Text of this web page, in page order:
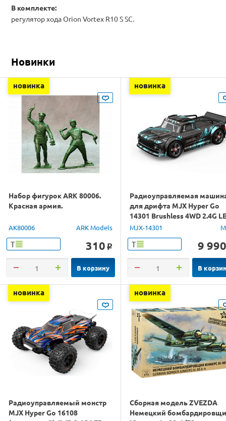
В комплекте:
регулятор хода Orion Vortex R10 S SC.
Новинки
новинка
Набор фигурок ARK 80006.
Красная армия.
AK80006 ARK Models
Т 310 o
В корзину
новинка
Радиоуправляемая
для дрифта MJX Hyper Go
14301 Brushless 4WD 2.4G
1/14 RTR
MJX-14301
Т 9 990
В
новинка
Радиоуправляемый монстр
MJX Hyper Go 16108
новинка
Сборная модель ZVEZDA
Немецкий